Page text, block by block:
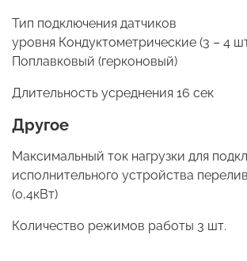
Тип подключения датчиков
уровня Кондуктометрические (3 – 4
Поплавковый (герконовый)
Длительность усреднения 16 сек
Другое
Максимальный ток нагрузки для
исполнительного устройства
(0,4кВт)
Количество режимов работы 3 шт.